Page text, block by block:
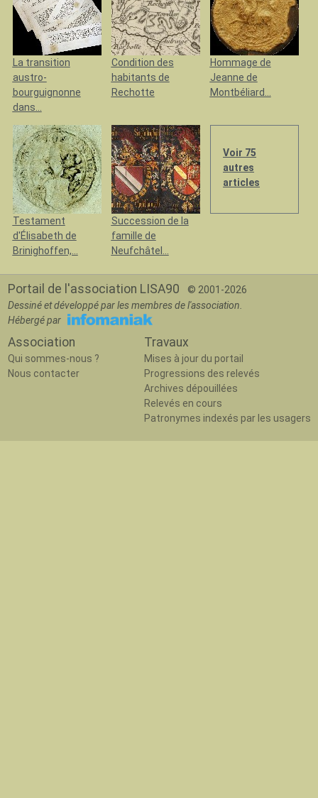
La transition
austro-
bourguignonne
dans...
Condition des
habitants de
Rechotte
Hommage de
Jeanne de
Montbéliard...
Testament
d'Élisabeth de
Brinighoffen,...
Succession de la
famille de
Neufchâtel...
Voir 75
autres
articles
Portail de l'association LISA90
© 2001-2026
Dessiné et développé par les membres de l'association.
Hébergé par
Association
Qui sommes-nous ?
Nous contacter
Travaux
Mises à jour du portail
Progressions des relevés
Archives dépouillées
Relevés en cours
Patronymes indexés par les usagers